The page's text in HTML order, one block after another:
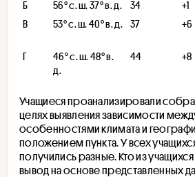
Б
56° с. ш. 37° в. д. 34 +1
В
​53° с. ш. 40° в. д.
37 +6
Г
46° с. ш. 48° в.
д.
44 +8
Учащиеся проанализировали
целях выявления зависимости
особенностями климата и
положением пункта. У всех
получились разные. Кто из
вывод на основе представленных